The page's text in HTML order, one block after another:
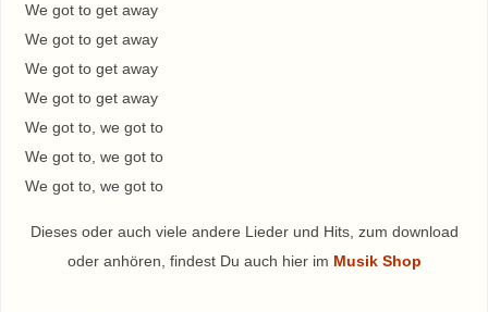
We got to get away
We got to get away
We got to get away
We got to get away
We got to, we got to
We got to, we got to
We got to, we got to
Dieses oder auch viele andere Lieder und Hits, zum download
oder anhören, findest Du auch hier im Musik Shop